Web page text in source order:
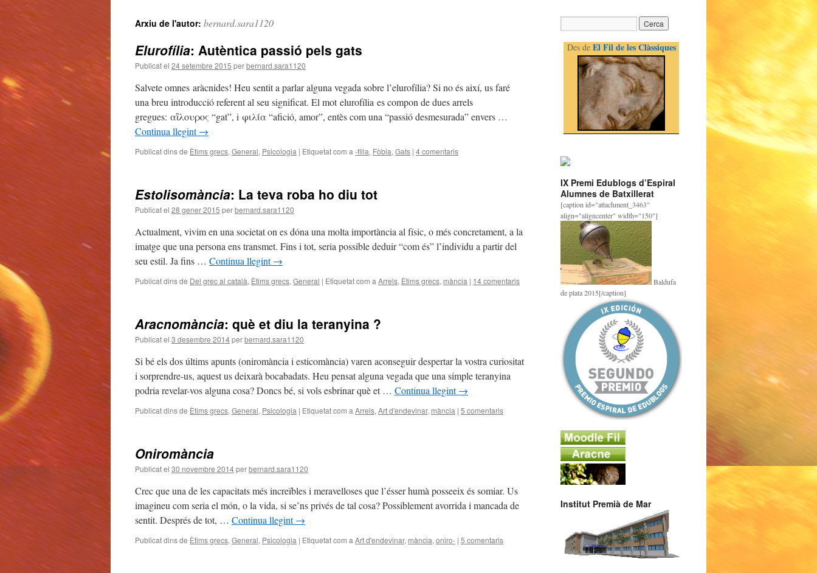
Arxiu de l'autor: bernard.sara1120
Elurofília: Autèntica passió pels gats
Publicat el 24 setembre 2015 perbernard.sara1120
Salvete omnes aràcnides! Heu sentit a parlar alguna vegada sobre l’elurofília? Si no és així, us faré
una breu introducció referent al seu significat. El mot elurofília es compon de dues arrels
gregues: αἲλουρος “gat”, i φιλία “afició, amor”, entès com una “passió desmesurada” envers …
Continua llegint→
Publicat dins de Ètims grecs, General, Psicologia | Etiquetat com a -filia, Fòbia, Gats | 4 comentaris
Estolisomància: La teva roba ho diu tot
Publicat el 28 gener 2015 perbernard.sara1120
Actualment, vivim en una societat on es dóna una molta importància al físic, o més concretament, a la
imatge que una persona ens transmet. Fins i tot, seria possible deduir “com és” l’individu a partir del
seu estil. Ja fins … Continua llegint→
Publicat dins de Del grec al català, Ètims grecs, General | Etiquetat com a Arrels, Ètims grecs, mància | 14 comentaris
Aracnomància: què et diu la teranyina ?
Publicat el 3 desembre 2014perbernard.sara1120
Si bé els dos últims apunts (oniromància i esticomància) varen aconseguir despertar la vostra curiositat
i sorprendre-us, aquest us deixarà bocabadats. Heu pensat alguna vegada que una simple teranyina
podria revelar-vos alguna cosa? Doncs bé, si vols esbrinar què et … Continua llegint→
Publicat dins de Ètims grecs, General, Psicologia | Etiquetat com a Arrels, Art d'endevinar, mància | 5 comentaris
Oniromància
Publicat el 30 novembre 2014perbernard.sara1120
Crec que una de les capacitats més increïbles i meravelloses que l’ésser humà posseeix és somiar. Us
imagineu com seria el món, o la vida, si se’ns privés de tal cosa? Possiblement avorrida i mancada de
sentit. Després de tot, … Continua llegint→
Publicat dins de Ètims grecs, General, Psicologia | Etiquetat com a Art d'endevinar, mància, oniro- | 5 comentaris
Des de El Fil de les Clàssiques
IX Premi Edublogs d’Espiral
Alumnes de Batxillerat
[caption id="attachment_3463"
align="aligncenter" width="150"]
Baldufa
de plata 2015[/caption]
Institut Premià de Mar